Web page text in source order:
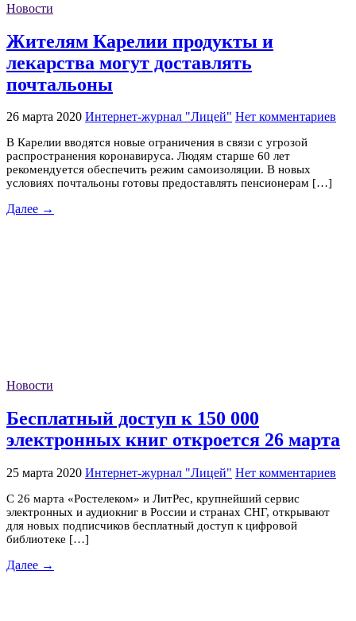
Новости
Жителям Карелии продукты и
лекарства могут доставлять
почтальоны
26 марта 2020 Интернет-журнал "Лицей" Нет комментариев
В Карелии вводятся новые ограничения в связи с угрозой
распространения коронавируса. Людям старше 60 лет
рекомендуется обеспечить режим самоизоляции. В новых
условиях почтальоны готовы предоставлять пенсионерам […]
Далее →
Новости
Бесплатный доступ к 150 000
электронных книг откроется 26 марта
25 марта 2020 Интернет-журнал "Лицей" Нет комментариев
С 26 марта «Ростелеком» и ЛитРес, крупнейший сервис
электронных и аудиокниг в России и странах СНГ, открывают
для новых подписчиков бесплатный доступ к цифровой
библиотеке […]
Далее →